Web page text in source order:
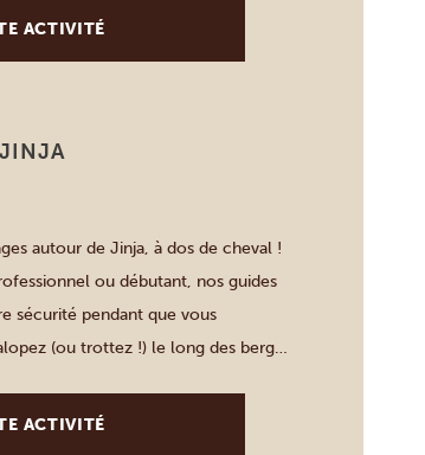
ACTIVITÉ
JINJA
autour de Jinja, à dos de cheval !
ou débutant, nos guides
sécurité pendant que vous
(ou trottez !) le long des berges
ACTIVITÉ